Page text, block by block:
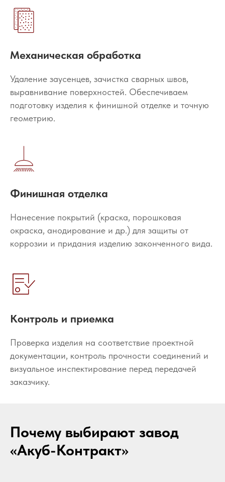
Механическая обработка
Удаление заусенцев, зачистка сварных швов,
выравнивание поверхностей. Обеспечиваем
подготовку изделия к финишной отделке и точную
геометрию.
Финишная отделка
Нанесение покрытий (краска, порошковая
окраска, анодирование и др.) для защиты от
коррозии и придания изделию законченного вида.
Контроль и приемка
Проверка изделия на соответствие проектной
документации, контроль прочности соединений и
визуальное инспектирование перед передачей
заказчику.
Почему выбирают завод
«Акуб-Контракт»